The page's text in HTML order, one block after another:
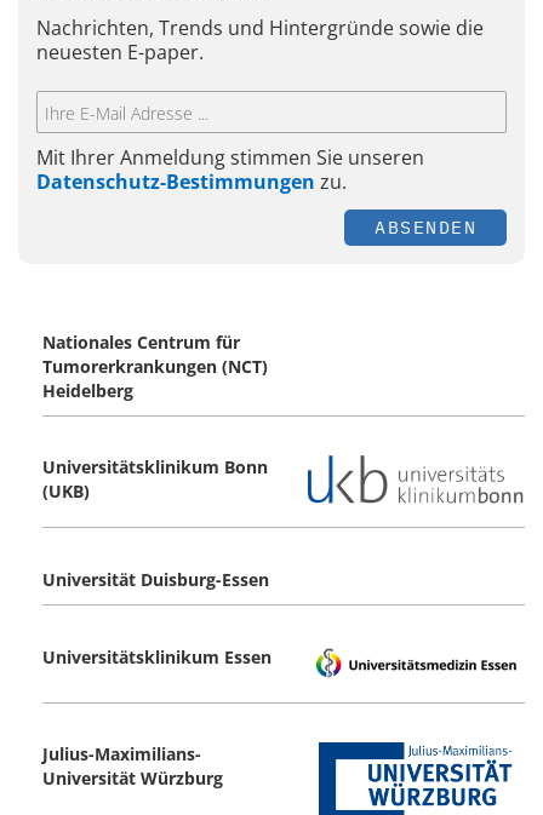
Nachrichten, Trends und Hintergründe sowie die
neuesten E-paper.
Mit Ihrer Anmeldung stimmen Sie unseren
Datenschutz-Bestimmungen zu.
ABSENDEN
Nationales Centrum für
Tumorerkrankungen (NCT)
Heidelberg
Universitätsklinikum Bonn
(UKB)
Universität Duisburg-Essen
Universitätsklinikum Essen
Julius-Maximilians-
Universität Würzburg